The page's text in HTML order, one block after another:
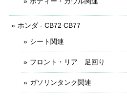
ホンダ - CB72 CB77
シート関連
フロント・リア 足回り
ガソリンタンク関連